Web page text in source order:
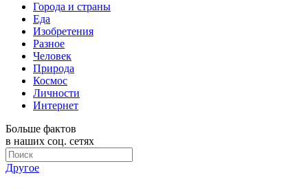
Города и страны
Еда
Изобретения
Разное
Человек
Природа
Космос
Личности
Интернет
Больше фактов
в наших соц. сетях
Другое